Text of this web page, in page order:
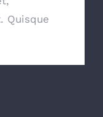
Quisque